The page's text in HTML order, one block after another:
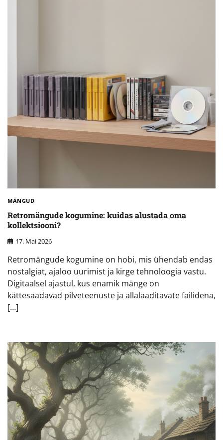
MÄNGUD
Retromängude kogumine: kuidas alustada oma
kollektsiooni?
17. Mai 2026
Retromängude kogumine on hobi, mis ühendab endas
nostalgiat, ajaloo uurimist ja kirge tehnoloogia vastu.
Digitaalsel ajastul, kus enamik mänge on
kättesaadavad pilveteenuste ja allalaaditavate failidena,
[…]